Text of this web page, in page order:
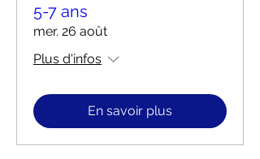
5-7 ans
mer. 26 août
Plus d'infos
En savoir plus